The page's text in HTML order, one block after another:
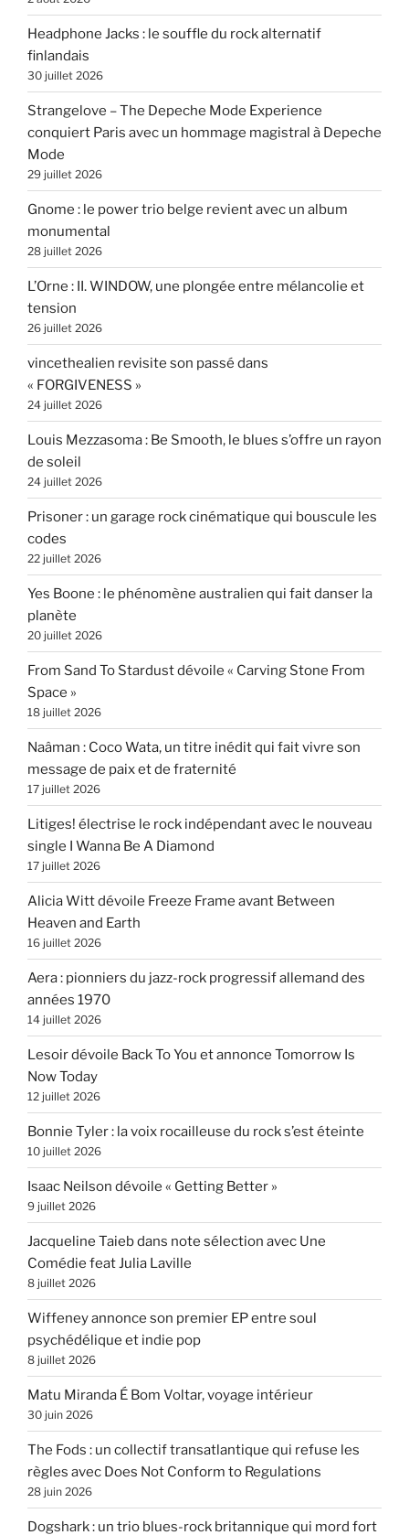
Headphone Jacks : le souffle du rock alternatif
finlandais
30 juillet 2026
Strangelove – The Depeche Mode Experience
conquiert Paris avec un hommage magistral à Depeche
Mode
29 juillet 2026
Gnome : le power trio belge revient avec un album
monumental
28 juillet 2026
L’Orne : II. WINDOW, une plongée entre mélancolie et
tension
26 juillet 2026
vincethealien revisite son passé dans
« FORGIVENESS »
24 juillet 2026
Louis Mezzasoma : Be Smooth, le blues s’offre un rayon
de soleil
24 juillet 2026
Prisoner : un garage rock cinématique qui bouscule les
codes
22 juillet 2026
Yes Boone : le phénomène australien qui fait danser la
planète
20 juillet 2026
From Sand To Stardust dévoile « Carving Stone From
Space »
18 juillet 2026
Naâman : Coco Wata, un titre inédit qui fait vivre son
message de paix et de fraternité
17 juillet 2026
Litiges! électrise le rock indépendant avec le nouveau
single I Wanna Be A Diamond
17 juillet 2026
Alicia Witt dévoile Freeze Frame avant Between
Heaven and Earth
16 juillet 2026
Aera : pionniers du jazz-rock progressif allemand des
années 1970
14 juillet 2026
Lesoir dévoile Back To You et annonce Tomorrow Is
Now Today
12 juillet 2026
Bonnie Tyler : la voix rocailleuse du rock s’est éteinte
10 juillet 2026
Isaac Neilson dévoile « Getting Better »
9 juillet 2026
Jacqueline Taieb dans note sélection avec Une
Comédie feat Julia Laville
8 juillet 2026
Wiffeney annonce son premier EP entre soul
psychédélique et indie pop
8 juillet 2026
Matu Miranda É Bom Voltar, voyage intérieur
30 juin 2026
The Fods : un collectif transatlantique qui refuse les
règles avec Does Not Conform to Regulations
28 juin 2026
Dogshark : un trio blues-rock britannique qui mord fort